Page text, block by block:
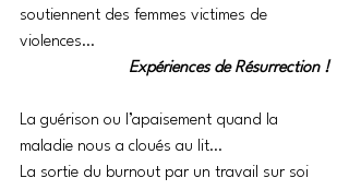
soutiennent des femmes victimes de
violences…
Expériences de Résurrection !
La guérison ou l’apaisement quand la
maladie nous a cloués au lit…
La sortie du burnout par un travail sur soi